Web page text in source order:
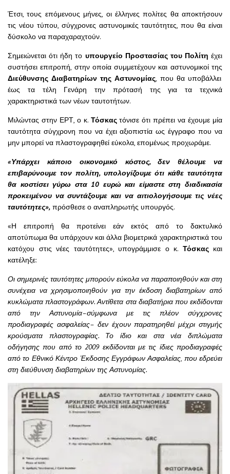
Έτσι, τους επόμενους μήνες, οι έλληνες πολίτες θα αποκτήσουν
τις νέου τύπου, σύγχρονες αστυνομικές ταυτότητες, που θα είναι
δύσκολο να παραχαραχτούν.
Σημειώνεται ότι ήδη το υπουργείο Προστασίας του Πολίτη έχει
συστήσει επιτροπή, στην οποία συμμετέχουν και αστυνομικοί της
Διεύθυνσης Διαβατηρίων της Αστυνομίας, που θα υποβάλλει
έως τα τέλη Γενάρη την πρότασή της για τα τεχνικά
χαρακτηριστικά των νέων ταυτοτήτων.
Μιλώντας στην ΕΡΤ, ο κ. Τόσκαςτόνισε ότι πρέπει να έχουμε μία
ταυτότητα σύγχρονη που να έχει αξιοπιστία ως έγγραφο που να
μην μπορεί να πλαστογραφηθεί εύκολα, επομένως προχωράμε.
«Υπάρχει κάποιο οικονομικό κόστος, δεν θέλουμε να
επιβαρύνουμε τον πολίτη, υπολογίζουμε ότι κάθε ταυτότητα
θα κοστίσει γύρω στα 10 ευρώ και είμαστε στη διαδικασία
προκειμένου να συντάξουμε και να αιτιολογήσουμε τις νέες
ταυτότητες», πρόσθεσε ο αναπληρωτής υπουργός.
«Η επιτροπή θα προτείνει εάν εκτός από το δακτυλικό
αποτύπωμα θα υπάρχουν και άλλα βιομετρικά χαρακτηριστικά του
κατόχου στις νέες ταυτότητες», υπογράμμισε ο κ. Τόσκαςκαι
κατέληξε:
Οι σημερινές ταυτότητες μπορούν εύκολα να παραποιηθούν και στη
συνέχεια να χρησιμοποιηθούν για την έκδοση διαβατηρίων από
κυκλώματα πλαστογράφων. Αντίθετα στα διαβατήρια που εκδίδονται
από την Αστυνομία–σύμφωνα με τις πλέον σύγχρονες
προδιαγραφές ασφαλείας– δεν έχουν παρατηρηθεί μέχρι στιγμής
κρούσματα πλαστογραφίας. Το ίδιο και στα νέα διπλώματα
οδήγησης που από το 2009 εκδίδονται με τις ίδιες προδιαγραφές
από το Εθνικό Κέντρο Έκδοσης Εγγράφων Ασφαλείας, που εδρεύει
στη διεύθυνση διαβατηρίων της Αστυνομίας.